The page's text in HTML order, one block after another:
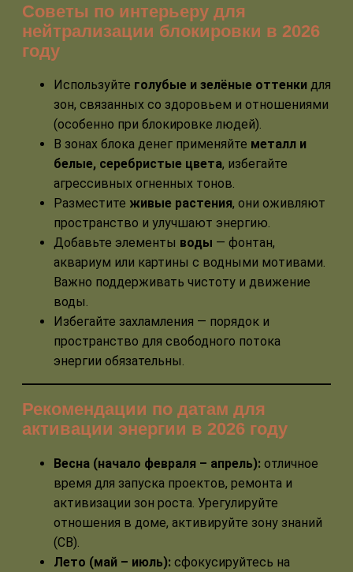
Советы по интерьеру для
нейтрализации блокировки в 2026
году
Используйте голубые и зелёные оттенки для
зон, связанных со здоровьем и отношениями
(особенно при блокировке людей).
В зонах блока денег применяйте металл и
белые, серебристые цвета, избегайте
агрессивных огненных тонов.
Разместите живые растения, они оживляют
пространство и улучшают энергию.
Добавьте элементы воды — фонтан,
аквариум или картины с водными мотивами.
Важно поддерживать чистоту и движение
воды.
Избегайте захламления — порядок и
пространство для свободного потока
энергии обязательны.
Рекомендации по датам для
активации энергии в 2026 году
Весна (начало февраля – апрель): отличное
время для запуска проектов, ремонта и
активизации зон роста. Урегулируйте
отношения в доме, активируйте зону знаний
(СВ).
Лето (май – июль): сфокусируйтесь на